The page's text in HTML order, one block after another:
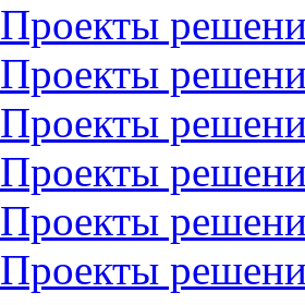
Проекты
Проекты
Проекты
Проекты
Проекты
Проекты